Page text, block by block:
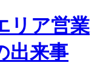
リア営業
出来事